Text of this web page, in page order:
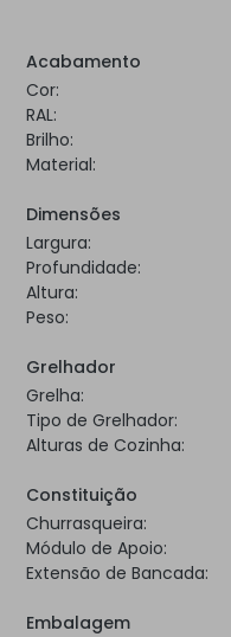
Acabamento
Cor:
RAL:
Brilho:
Material:
Dimensões
Largura:
Profundidade:
Altura:
Peso:
Grelhador
Grelha:
Tipo de Grelhador:
Alturas de Cozinha:
Constituição
Churrasqueira:
Módulo de Apoio:
Extensão de Bancada:
Embalagem